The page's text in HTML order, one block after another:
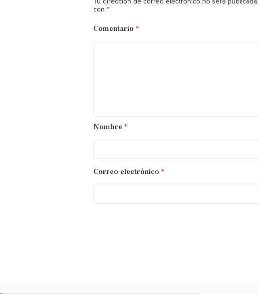
con *
Comentario *
Nombre *
Correo electrónico *